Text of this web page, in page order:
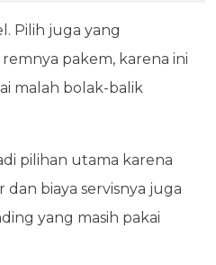
Pilih juga yang
pakem, karena ini
malah bolak-balik
pilihan utama karena
biaya servisnya juga
yang masih pakai